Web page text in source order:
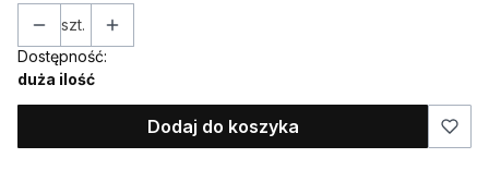
szt.
Dostępność:
duża ilość
Dodaj do koszyka